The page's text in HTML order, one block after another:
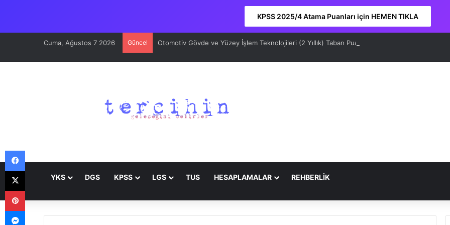
KPSS 2025/4 Atama Puanları için HEMEN TIKLA
Cuma, Ağustos 7 2026 Güncel Otomotiv Gövde ve Yüzey İşlem Teknolojileri (2 Yıllık) Taban Puanları 2026 ve Sıralama
YKS DGS KPSS LGS TUS HESAPLAMALAR REHBERLİK